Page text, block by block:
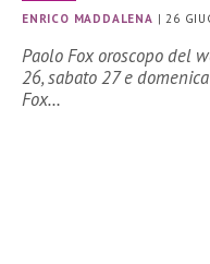
ENRICO MADDALENA |26
Paolo Fox oroscopo del
26, sabato 27 e
Fox…